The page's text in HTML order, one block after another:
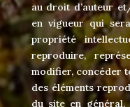
au droit d’auteur
en vigueur qui
propriété
reproduire,
modifier, concéder
des éléments
du site en général,